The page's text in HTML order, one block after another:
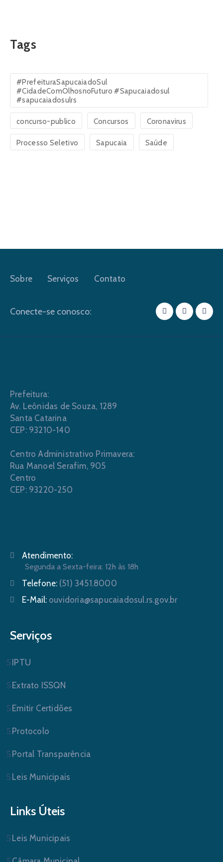
Tags
#PrefeituraSapucaiadoSul
#CidadeComOlhosnoFuturo #Sapucaiadosul
#sapucaiadosulrs
concurso-publico Concursos Coronavirus
Processo Seletivo Sapucaia Saúde
Sobre Serviços Contato
Conecte-se conosco:
Prefeitura:
Av. Leônidas de Souza, 1289
Santa Catarina
CEP: 93210-140
Centro Administrativo Primavera:
Rua Manoel Serafim, 905
Centro
CEP: 93220-250
Atendimento:
Segunda a Sexta-feira: 12h às 18h
Telefone: (51) 3451.8000
E-Mail: ouvidoria@sapucaiadosul.rs.gov.br
Serviços
IPTU
Extrato ISSQN
Emitir Certidões
Protocolo
Portal Transparência
Leis Municipais
Links Úteis
Leis Municipais